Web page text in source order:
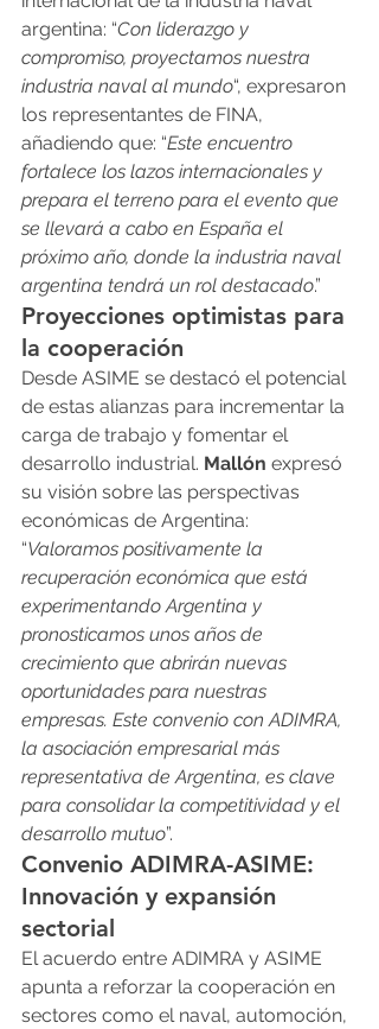
argentina: “Con liderazgo y
compromiso, proyectamos nuestra
industria naval al mundo“, expresaron
los representantes de FINA,
añadiendo que: “Este encuentro
fortalece los lazos internacionales y
prepara el terreno para el evento que
se llevará a cabo en España el
próximo año, donde la industria naval
argentina tendrá un rol destacado.”
Proyecciones optimistas para
la cooperación
Desde ASIME se destacó el potencial
de estas alianzas para incrementar la
carga de trabajo y fomentar el
desarrollo industrial. Mallón expresó
su visión sobre las perspectivas
económicas de Argentina:
“Valoramos positivamente la
recuperación económica que está
experimentando Argentina y
pronosticamos unos años de
crecimiento que abrirán nuevas
oportunidades para nuestras
empresas. Este convenio con ADIMRA,
la asociación empresarial más
representativa de Argentina, es clave
para consolidar la competitividad y el
desarrollo mutuo”.
Convenio ADIMRA-ASIME:
Innovación y expansión
sectorial
El acuerdo entre ADIMRA y ASIME
apunta a reforzar la cooperación en
sectores como el naval, automoción,